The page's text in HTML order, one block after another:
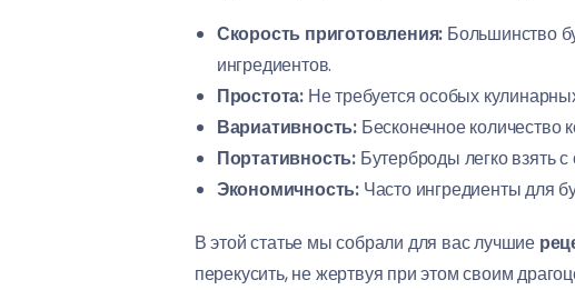
Скорость приготовления: Большинство
ингредиентов.
Простота:Не требуется особых
Вариативность:Бесконечное количество
Портативность:Бутерброды легко взять с
Экономичность:Часто ингредиенты для
В этой статье мы собрали для вас лучшие
перекусить, не жертвуя при этом своим